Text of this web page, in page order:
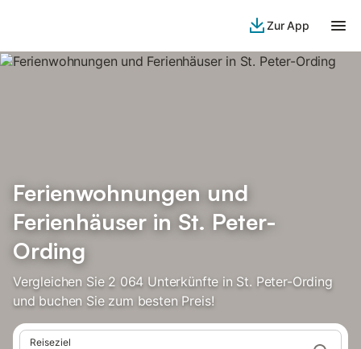
Zur App
Ferienwohnungen und
Ferienhäuser in St. Peter-
Ording
Vergleichen Sie 2 064 Unterkünfte in St. Peter-Ording
und buchen Sie zum besten Preis!
Reiseziel